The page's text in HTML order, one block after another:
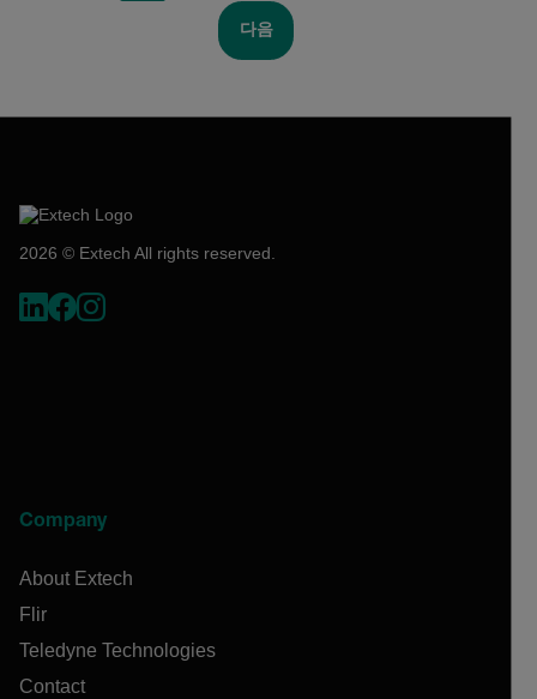
다음
2026 © Extech All rights reserved.
Company
About Extech
Flir
Teledyne Technologies
Contact